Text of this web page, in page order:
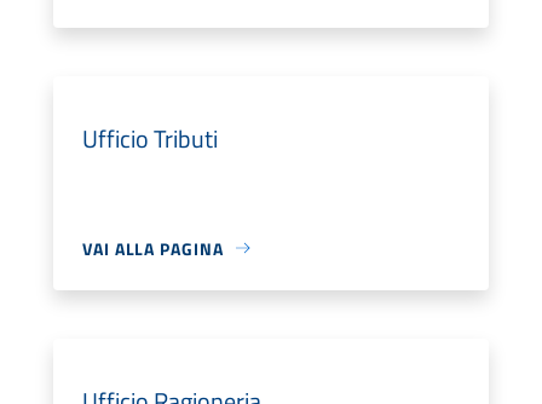
Ufficio Tributi
VAI ALLA PAGINA